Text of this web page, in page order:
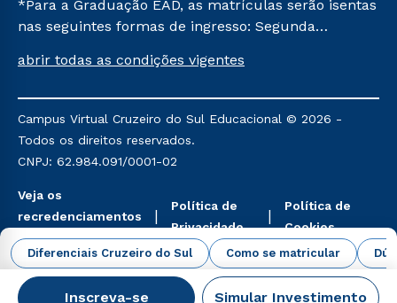
Diferenciais Cruzeiro do Sul Como se matricular
Inscreva-se Simular Investimento
*Para a Graduação EAD, as matrículas serão isentas
nas seguintes formas de ingresso: Segunda
Já para as demais, a taxa de matrícula será de R$
mencionadas são referentes aos cursos: Ensino
Religioso, Geografia para a Docência e Metodologia
do Ensino de História: Questões Atuais.
abrir todas as condições vigentes
Campus Virtual Cruzeiro do Sul Educacional © 2026 -
Todos os direitos reservados.
CNPJ: 62.984.091/0001-02
Veja os
recredenciamentos
aqui
Política de
Privacidade
Política de
Cookies